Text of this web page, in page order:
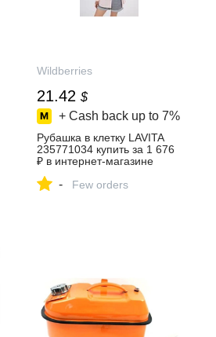
Wildberries
21.42 $
+ Cash back up to 7%
Рубашка в клетку LAVITA
235771034 купить за 1 676
₽ в интернет‑магазине
Wildberries
- Few orders